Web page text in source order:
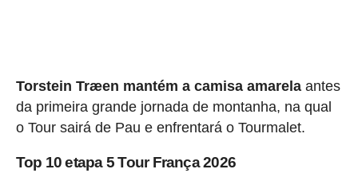
Torstein Træen mantém a camisa amarela antes
da primeira grande jornada de montanha, na qual
o Tour sairá de Pau e enfrentará o Tourmalet.
Top 10 etapa 5 Tour França 2026